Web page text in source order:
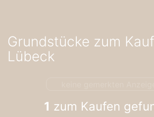
zur
Navigation
zum
Grundstücke zum
Lübeck
1 zum Kaufen